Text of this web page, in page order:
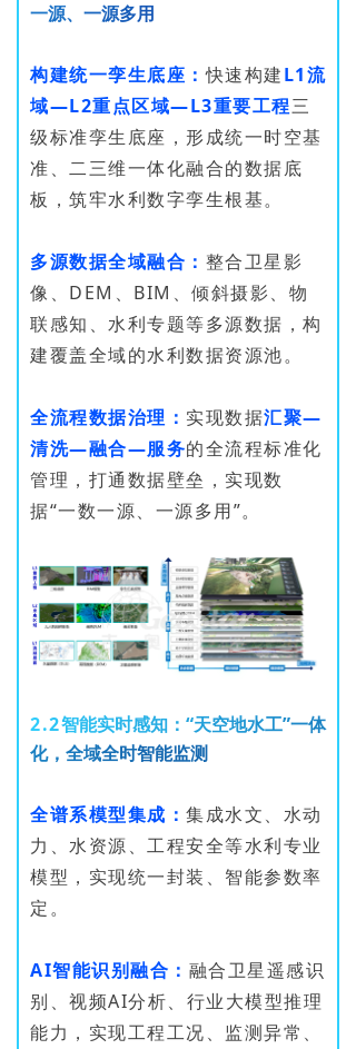
一源、 一源多用
构建统一孪生底座：快速构建L1流
域—L2重点区域—L3重要工程三
级标准孪生底座，形成统一时空基
准、二三维一体化融合的数据底
板，筑牢水利数字孪生根基。
多源数据全域融合： 整合卫星影
像、DEM、BIM、倾斜摄影、物
联感知、水利专题等多源数据，构
建覆盖全域的水利数据资源池。
全流程数据治理： 实现数据汇聚—
清洗—融合—服务的全流程标准化
管理，打通数据壁垒，实现数
据“一数一源、一源多用”。
2.2智能实时感知： “天空地水工”一体
化， 全域全时智能监测
全谱系模型集成： 集成水文、水动
力、水资源、工程安全等水利专业
模型，实现统一封装、智能参数率
定。
AI智能识别融合： 融合卫星遥感识
别、视频AI分析、行业大模型推理
能力，实现工程工况、监测异常、